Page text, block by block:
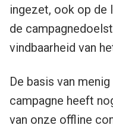
ingezet, ook op de
de
vindbaarheid van
De basis van
campagne heeft
van onze offline